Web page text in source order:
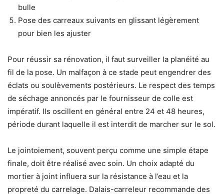
bulle
Pose des carreaux suivants en glissant légèrement
pour bien les ajuster
Pour réussir sa rénovation, il faut surveiller la planéité au
fil de la pose. Un malfaçon à ce stade peut engendrer des
éclats ou soulèvements postérieurs. Le respect des temps
de séchage annoncés par le fournisseur de colle est
impératif. Ils oscillent en général entre 24 et 48 heures,
période durant laquelle il est interdit de marcher sur le sol.
Le jointoiement, souvent perçu comme une simple étape
finale, doit être réalisé avec soin. Un choix adapté du
mortier à joint influera sur la résistance à l’eau et la
propreté du carrelage. Dalais-carreleur recommande des